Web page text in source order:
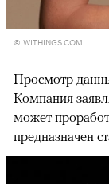
© WITHINGS.COM
Просмотр
Компания
может
предназначен